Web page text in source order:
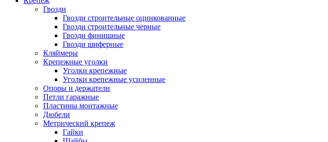
Гвозди
Гвозди строительные оцинкованные
Гвозди строительные черные
Гвозди финишные
Гвозди шиферные
Кляймеры
Крепежные уголки
Уголки крепежные
Уголки крепежные усиленные
Опоры и держатели
Петли гаражные
Пластины монтажные
Дюбели
Метрический крепеж
Гайки